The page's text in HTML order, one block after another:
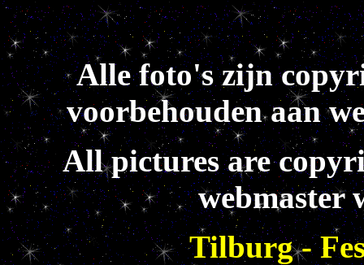
Alle foto's zijn
voorbehouden aan
All pictures are
webmaster
Tilburg -